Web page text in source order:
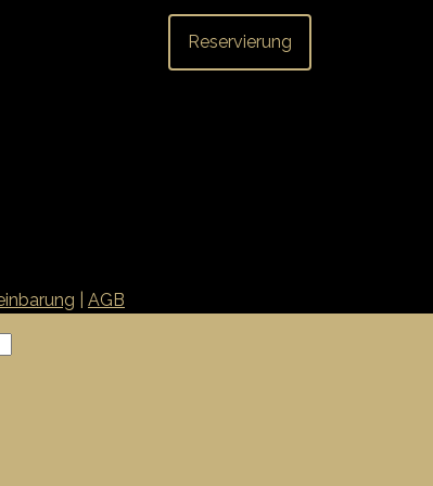
Reservierung
AGB